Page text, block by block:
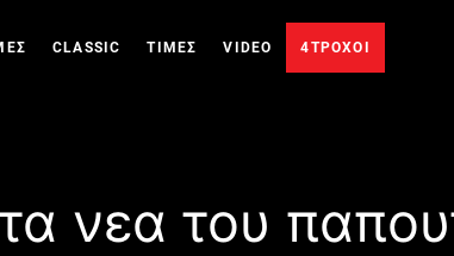
CLASSIC ΤΙΜΕΣ VIDEO 4ΤΡΟΧΟΙ
νεα του